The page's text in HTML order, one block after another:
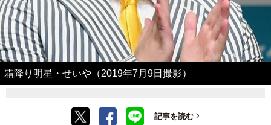
霜降り明星・せいや（2019年7月9日撮影）
記事を読む